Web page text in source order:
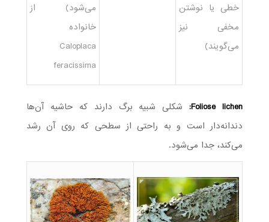
خطی یا نوشتن
مخفی نیز
می‌گویند)
می‌شود) از
خانواده
Caloplaca
feracissima
Foliose lichen:شکلی شبیه برگ دارند که حاشیه آن‌ها
دندانه‌دار است و به راحتی از سطحی که روی آن رشد
می‌کند، جدا می‌شود.